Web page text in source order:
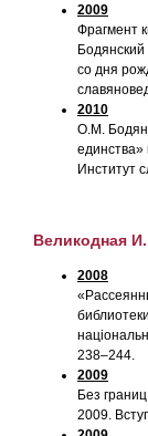
2009
Фрагмент
со дня
2010
О.М.
единства»
Институт
Великодная
2008
238–244.
2009
Без
2009.